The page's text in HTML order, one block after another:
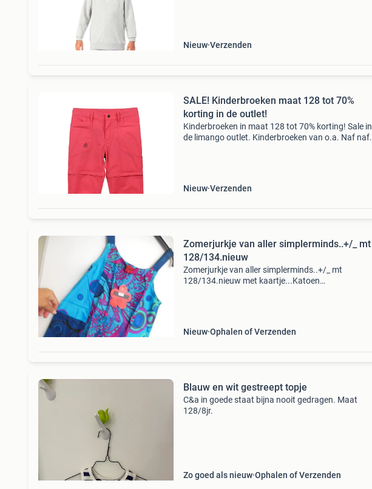
Nieuw Verzenden
SALE! Kinderbroeken maat 128 tot 70%
korting in de outlet!
Kinderbroeken in maat 128 tot 70% korting! Sale in
de limango outlet. Kinderbroeken van o.a. Naf naf,
Nieuw Verzenden
Zomerjurkje van aller simplerminds..+/_ mt
128/134.nieuw
Zomerjurkje van aller simplerminds..+/_ mt
128/134.nieuw met kaartje...Katoen
Nieuw Ophalen of Verzenden
Blauw en wit gestreept topje
C&a in goede staat bijna nooit gedragen. Maat
128/8jr.
Zo goed als nieuw Ophalen of Verzenden